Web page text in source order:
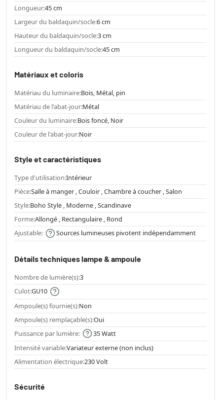
Longueur:45 cm
Largeur du baldaquin/socle:6 cm
Hauteur du baldaquin/socle:3 cm
Longueur du baldaquin/socle:45 cm
Matériaux et coloris
Matériau du luminaire:Bois, Métal, pin
Matériau de l'abat-jour:Métal
Couleur du luminaire:Bois foncé, Noir
Couleur de l'abat-jour:Noir
Style et caractéristiques
Type d'utilisation:Intérieur
Pièce:Salle à manger , Couloir , Chambre à coucher , Salon
Style:Boho Style , Moderne , Scandinave
Forme:Allongé , Rectangulaire , Rond
Ajustable:
Sources lumineuses pivotent indépendamment
Détails techniques lampe & ampoule
Nombre de lumière(s):3
Culot:GU10
Ampoule(s) fournie(s):Non
Ampoule(s) remplaçable(s):Oui
Puissance par lumière:
35 Watt
Intensité variable:Variateur externe (non inclus)
Alimentation électrique:230 Volt
Sécurité